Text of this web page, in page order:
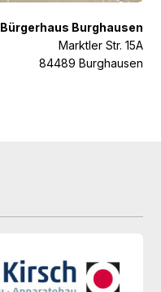
Bürgerhaus Burghausen
Marktler Str. 15A
84489 Burghausen